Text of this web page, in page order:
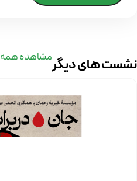
نشست های دیگرمشاهده همه